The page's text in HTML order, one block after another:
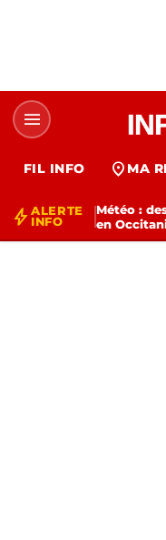
menu
FIL INFO location_on MA
bolt ALERTE
INFO
Météo :
en